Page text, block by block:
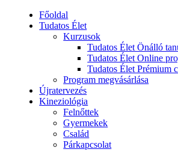
Főoldal
Tudatos Élet
Kurzusok
Tudatos Élet Önálló
Tudatos Élet Online
Tudatos Élet Prémium
Program megvásárlása
Újratervezés
Kineziológia
Felnőttek
Gyermekek
Család
Párkapcsolat